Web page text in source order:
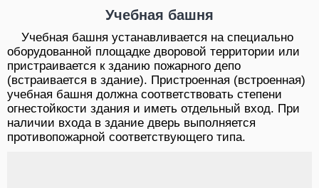
Учебная башня
Учебная башня устанавливается на специально
оборудованной площадке дворовой территории или
пристраивается к зданию пожарного депо
(встраивается в здание). Пристроенная (встроенная)
учебная башня должна соответствовать степени
огнестойкости здания и иметь отдельный вход. При
наличии входа в здание дверь выполняется
противопожарной соответствующего типа.